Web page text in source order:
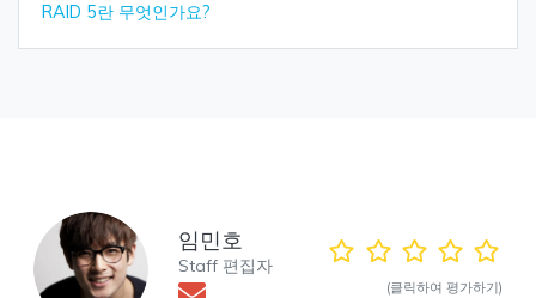
RAID 5란 무엇인가요?
임민호
Staff 편집자
(클릭하여 평가하기)